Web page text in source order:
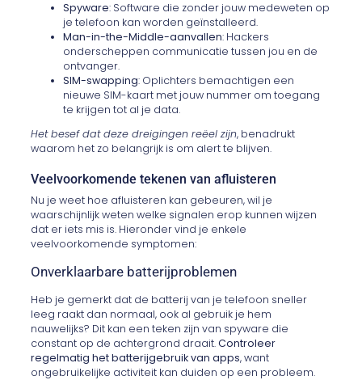
Spyware: Software die zonder jouw medeweten op
je telefoon kan worden geïnstalleerd.
Man-in-the-Middle-aanvallen: Hackers
onderscheppen communicatie tussen jou en de
ontvanger.
SIM-swapping: Oplichters bemachtigen een
nieuwe SIM-kaart met jouw nummer om toegang
te krijgen tot al je data.
Het besef dat deze dreigingen reëel zijn, benadrukt
waarom het zo belangrijk is om alert te blijven.
Veelvoorkomende tekenen van afluisteren
Nu je weet hoe afluisteren kan gebeuren, wil je
waarschijnlijk weten welke signalen erop kunnen wijzen
dat er iets mis is. Hieronder vind je enkele
veelvoorkomende symptomen:
Onverklaarbare batterijproblemen
Heb je gemerkt dat de batterij van je telefoon sneller
leeg raakt dan normaal, ook al gebruik je hem
nauwelijks? Dit kan een teken zijn van spyware die
constant op de achtergrond draait.Controleer
regelmatig het batterijgebruik van apps, want
ongebruikelijke activiteit kan duiden op een probleem.